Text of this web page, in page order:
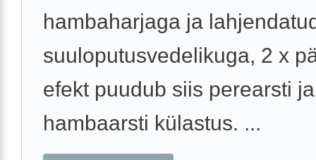
hambaharjaga ja
suuloputusvedelikuga, 2 x
efekt puudub siis perearsti ja
hambaarsti külastus. ...